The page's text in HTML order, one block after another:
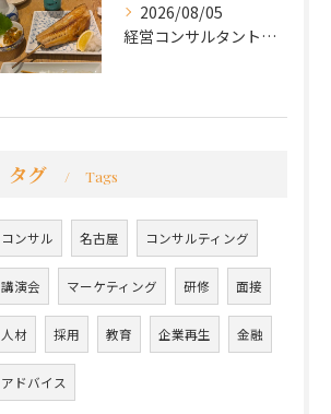
2026/08/05
経営コンサルタントのモーちゃん・毛利京申です。
タグ Tags
コンサル 名古屋 コンサルティング
講演会 マーケティング 研修 面接
人材 採用 教育 企業再生 金融
アドバイス